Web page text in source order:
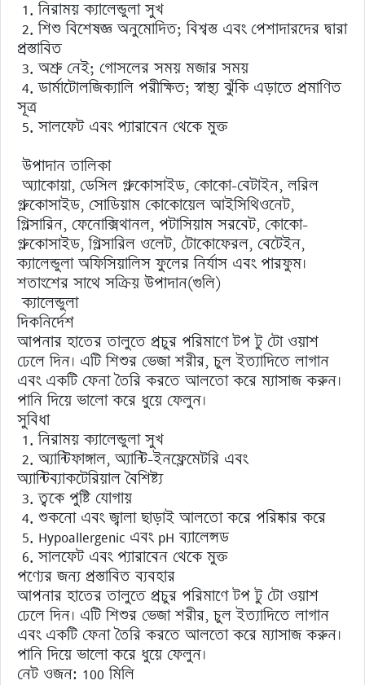
1. নিরাময় ক্যালেন্ডুলা সুখ
2. শিশু বিশেষজ্ঞ অনুমোদিত; বিশ্বস্ত এবং পেশাদারদের দ্বারা
প্রস্তাবিত
3. অশ্রু নেই; গোসলের সময় মজার সময়
4. ডার্মাটোলজিক্যালি পরীক্ষিত; স্বাস্থ্য ঝুঁকি এড়াতে প্রমাণিত
সূত্র
5. সালফেট এবং প্যারাবেন থেকে মুক্ত
উপাদান তালিকা
অ্যাকোয়া, ডেসিল গ্লুকোসাইড, কোকো-বেটাইন, লরিল
গ্লুকোসাইড, সোডিয়াম কোকোয়েল আইসিথিওনেট,
গ্লিসারিন, ফেনোক্সিথানল, পটাসিয়াম সরবেট, কোকো-
গ্লুকোসাইড, গ্লিসারিল ওলেট, টোকোফেরল, বেটেইন,
ক্যালেন্ডুলা অফিসিয়ালিস ফুলের নির্যাস এবং পারফুম।
শতাংশের সাথে সক্রিয় উপাদান(গুলি)
ক্যালেন্ডুলা
দিকনির্দেশ
আপনার হাতের তালুতে প্রচুর পরিমাণে টপ টু টো ওয়াশ
ঢেলে দিন। এটি শিশুর ভেজা শরীর, চুল ইত্যাদিতে লাগান
এবং একটি ফেনা তৈরি করতে আলতো করে ম্যাসাজ করুন।
পানি দিয়ে ভালো করে ধুয়ে ফেলুন।
সুবিধা
1. নিরাময় ক্যালেন্ডুলা সুখ
2. অ্যান্টিফাঙ্গাল, অ্যান্টি-ইনফ্লেমেটরি এবং
অ্যান্টিব্যাকটেরিয়াল বৈশিষ্ট্য
3. ত্বকে পুষ্টি যোগায়
4. শুকনো এবং জ্বালা ছাড়াই আলতো করে পরিষ্কার করে
5. Hypoallergenic এবং pH ব্যালেন্সড
6. সালফেট এবং প্যারাবেন থেকে মুক্ত
পণ্যের জন্য প্রস্তাবিত ব্যবহার
আপনার হাতের তালুতে প্রচুর পরিমাণে টপ টু টো ওয়াশ
ঢেলে দিন। এটি শিশুর ভেজা শরীর, চুল ইত্যাদিতে লাগান
এবং একটি ফেনা তৈরি করতে আলতো করে ম্যাসাজ করুন।
পানি দিয়ে ভালো করে ধুয়ে ফেলুন।
নেট ওজন: 100 মিলি